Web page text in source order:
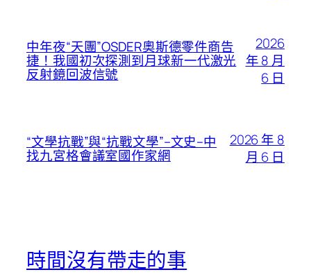
中年夜“天團”OSDER奧斯德零件商告
捷！我國初次探測到月球新一代激光
反射鏡回波信號
2026
年 8 月
6 日
“文學抗戰”與“抗戰文學”–文史–中
找九宮格會議室國作家網
2026 年 8
月 6 日
時間沒有帶走的事